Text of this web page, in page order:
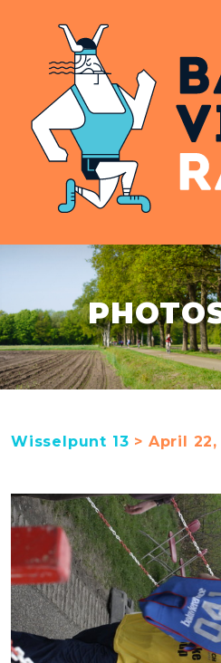
Wisselpunt 13 > April 22,